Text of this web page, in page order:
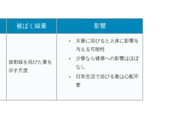
被ばく線量 影響
放射線を浴びた量を
示す尺度
大量に浴びると人体に影響を
与える可能性
少量なら健康への影響はほぼ
なし
日常生活で浴びる量は心配不
要